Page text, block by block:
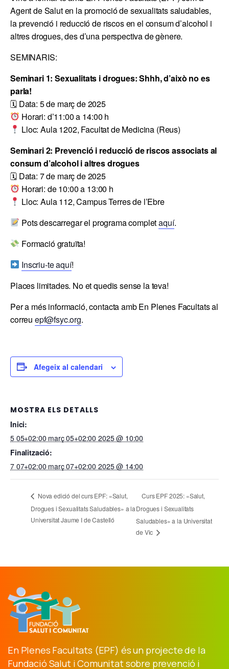
Agent de Salut en la promoció de sexualitats saludables,
la prevenció i reducció de riscos en el consum d’alcohol i
altres drogues, des d’una perspectiva de gènere.
SEMINARIS:
Seminari 1: Sexualitats i drogues: Shhh, d’això no es
parla!
🗓 Data: 5 de març de 2025
Horari: d’11:00 a 14:00 h
Lloc: Aula 1202, Facultat de Medicina (Reus)
Seminari 2: Prevenció i reducció de riscos associats al
consum d’alcohol i altres drogues
🗓 Data: 7 de març de 2025
Horari: de 10:00 a 13:00 h
Lloc: Aula 112, Campus Terres de l’Ebre
Pots descarregar el programa completaquí.
Formació gratuïta!
Inscriu-te aquí!
Places limitades. No et quedis sense la teva!
Per a més informació, contacta amb En Plenes Facultats al
correu epf@fsyc.org.
Afegeix al calendari
MOSTRA ELS DETALLS
Inici:
5 05+02:00 març 05+02:00 2025 @ 10:00
Finalització:
7 07+02:00 març 07+02:00 2025 @ 14:00
Nova edició del curs EPF: «Salut,
Drogues i Sexualitats Saludables» a la
Universitat Jaume I de Castelló
Curs EPF 2025: «Salut,
Drogues i Sexualitats
Saludables» a la Universitat
de Vic
En Plenes Facultats (EPF) és un projecte de la
Fundació Salut i Comunitat sobre prevenció i